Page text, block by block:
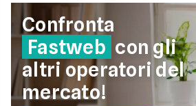
Confronta
Fastweb con gli
altri operatori del
mercato!